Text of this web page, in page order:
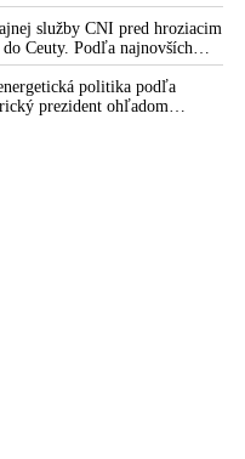
služby CNI pred hroziacim
Ceuty. Podľa najnovších
na severe Afriky vyše 70-
politika podľa
prezident ohľadom